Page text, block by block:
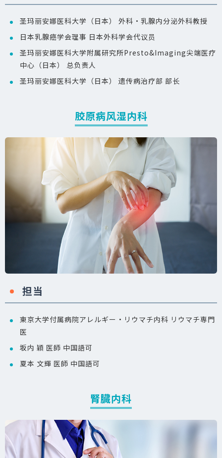
圣玛丽安娜医科大学（日本） 外科・乳腺内分泌外科教授
日本乳腺癌学会理事 日本外科学会代议员
圣玛丽安娜医科大学附属研究所Presto&Imaging尖端医疗
中心（日本） 总负责人
圣玛丽安娜医科大学（日本） 遗传病治疗部 部长
胶原病风湿内科
担当
東京大学付属病院アレルギー・リウマチ内科 リウマチ専門
医
坂内 穎 医師 中国語可
夏本 文輝 医師 中国語可
腎臓内科